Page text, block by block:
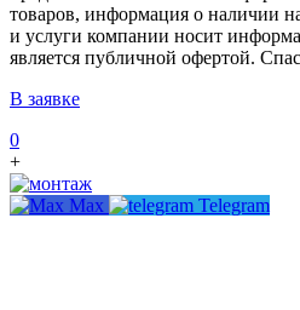
товаров, информация о наличии
и услуги компании носит
является публичной офертой.
В заявке
0
+
Max Telegram